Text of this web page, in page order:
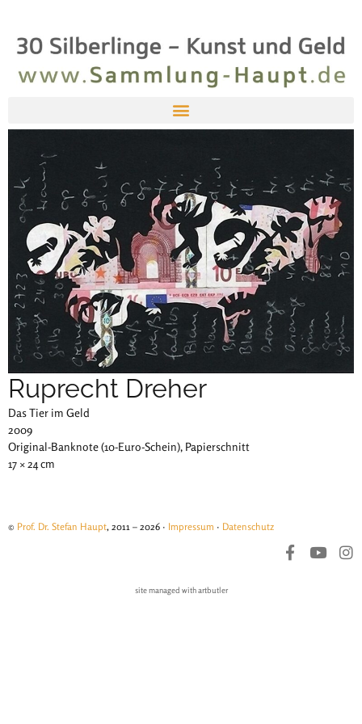
Ruprecht Dreher
Das Tier im Geld
2009
Original-Banknote (10-Euro-Schein), Papierschnitt
17 × 24 cm
© Prof. Dr. Stefan Haupt, 2011 – 2026 · Impressum · Datenschutz
site managed with artbutler